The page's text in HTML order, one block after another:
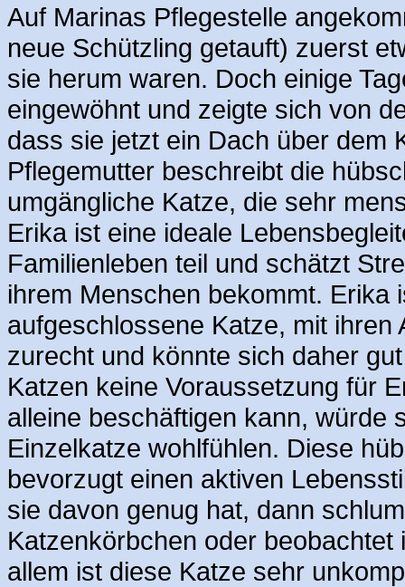
Auf Marinas Pflegestelle
neue Schützling getauft) zuerst
sie herum waren. Doch einige
eingewöhnt und zeigte sich von
dass sie jetzt ein Dach über dem
Pflegemutter beschreibt die
umgängliche Katze, die sehr
Erika ist eine ideale
Familienleben teil und schätzt
ihrem Menschen bekommt. Erika
aufgeschlossene Katze, mit
zurecht und könnte sich daher
Katzen keine Voraussetzung für
alleine beschäftigen kann, würde
Einzelkatze wohlfühlen. Diese
bevorzugt einen aktiven
sie davon genug hat, dann
Katzenkörbchen oder
allem ist diese Katze sehr